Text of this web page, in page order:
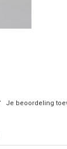
Je beoordeling